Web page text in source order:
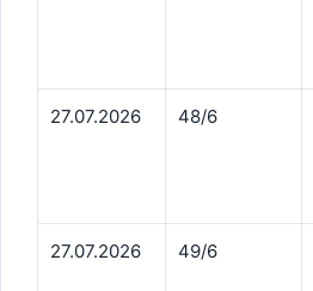
27.07.2026 48/6
27.07.2026 49/6